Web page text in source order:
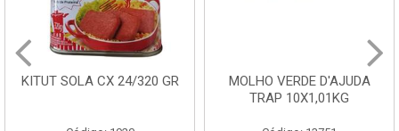
MOLHO VERDE D'AJUDA
FRUTAS CRISTALIZADAS
CX 10KG